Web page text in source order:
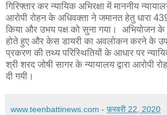
गिरिफ्तार कर न्यायिक अभिरक्षा में माननीय
आरोपी रोहन के अधिवक्ता ने जमानत हेतु धारा
किया और उभय पक्ष को सुना गया। अभियोजन के
होते हुए और केस डायरी का अवलोकन करने के
प्रकरण की तथ्य परिस्थितियों के आधार पर
श्री शरद जोषी सागर के न्यायालय द्वारा आरोपी
दी गयी।
www.teenbattinews.com - फ़रवरी 22, 2020